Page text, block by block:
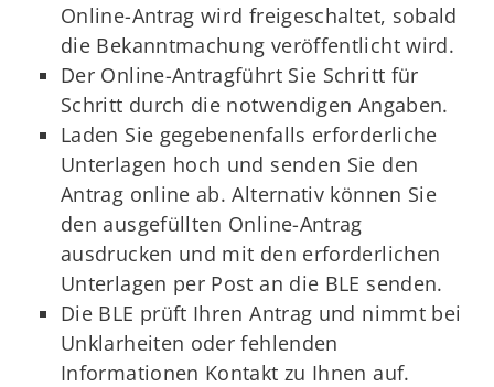
Online-Antrag wird freigeschaltet, sobald
die Bekanntmachung veröffentlicht wird.
Der Online-Antragführt Sie Schritt für
Schritt durch die notwendigen Angaben.
Laden Sie gegebenenfalls erforderliche
Unterlagen hoch und senden Sie den
Antrag online ab. Alternativ können Sie
den ausgefüllten Online-Antrag
ausdrucken und mit den erforderlichen
Unterlagen per Post an die BLE senden.
Die BLE prüft Ihren Antrag und nimmt bei
Unklarheiten oder fehlenden
Informationen Kontakt zu Ihnen auf.